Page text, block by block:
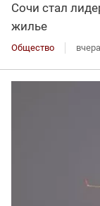
Сочи стал
жилье
Общество